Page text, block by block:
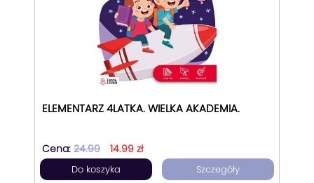
ELEMENTARZ 4LATKA. WIELKA AKADEMIA.
Cena: 24.99 14.99 zł
Do koszyka Szczegóły